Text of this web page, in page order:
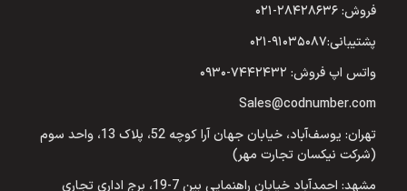
فروش: ۲۸۴۲۸۶۳۶-۰۲۱
پشتیبانی:۹۱۰۳۵۰۸۷-۰۲۱
واتس اپ فروش: ۷۴۴۲۴۳۲-۰۹۳۰
Sales@codnumber.com
تهران: یوسف‌آباد، خیابان جهان آرا کوچه 52، پلاک 13، واحد سوم
(شرکت نیکسان تجارت مهر)
مشهد: احمدآباد خیابان راهنمایی بین 7-19، برج اداری تجاری